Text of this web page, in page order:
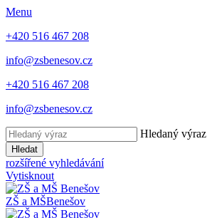
Menu
+420 516 467 208
info@zsbenesov.cz
+420 516 467 208
info@zsbenesov.cz
Hledaný výraz
Hledat
rozšířené vyhledávání
Vytisknout
ZŠ a MŠBenešov